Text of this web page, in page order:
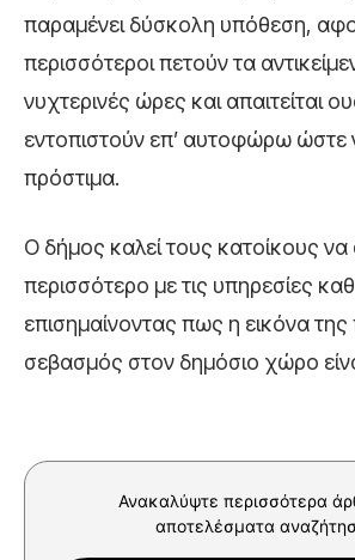
παραμένει δύσκολη υπόθεση,
περισσότεροι πετούν τα
νυχτερινές ώρες και απαιτείται
εντοπιστούν επ’ αυτοφώρω ώστε
πρόστιμα.
Ο δήμος καλεί τους κατοίκους να
περισσότερο με τις υπηρεσίες
επισημαίνοντας πως η εικόνα
σεβασμός στον δημόσιο χώρο
Ανακαλύψτε περισσότερα
αποτελέσματα